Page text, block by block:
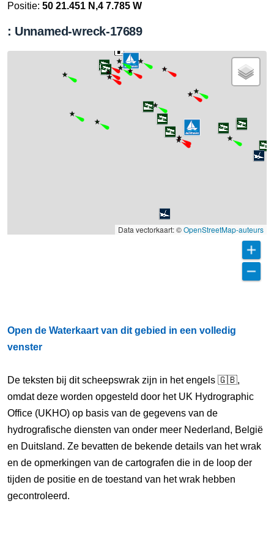
Positie: 50 21.451 N,4 7.785 W
: Unnamed-wreck-17689
Data vectorkaart: ©OpenStreetMap-auteurs
Open de Waterkaart van dit gebied in een volledig
venster
De teksten bij dit scheepswrak zijn in het engels 🇬🇧,
omdat deze worden opgesteld door het UK Hydrographic
Office (UKHO) op basis van de gegevens van de
hydrografische diensten van onder meer Nederland, België
en Duitsland. Ze bevatten de bekende details van het wrak
en de opmerkingen van de cartografen die in de loop der
tijden de positie en de toestand van het wrak hebben
gecontroleerd.